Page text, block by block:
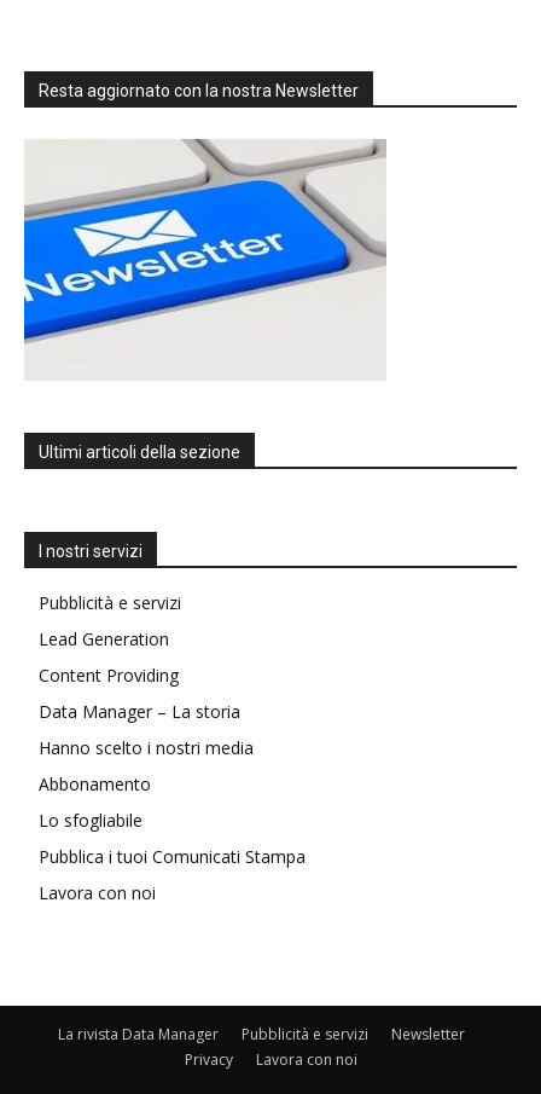
Resta aggiornato con la nostra Newsletter
Ultimi articoli della sezione
I nostri servizi
Pubblicità e servizi
Lead Generation
Content Providing
Data Manager – La storia
Hanno scelto i nostri media
Abbonamento
Lo sfogliabile
Pubblica i tuoi Comunicati Stampa
Lavora con noi
La rivista Data Manager Pubblicità e servizi
Newsletter
Privacy
Lavora con noi